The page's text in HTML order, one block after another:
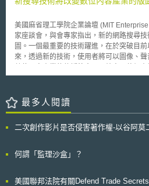
品時皆須有避免侵權的考量，以免不只無法
外，這種方法還可用來生成胰腺和肝臟。
美國麻省理工學院企業論壇 (MIT
家座談會，與會專家指出，新的網路搜尋
圖。一個最重要的技術躍進，在於突破目
來，透過新的技術，使用者將可以圖像、聲
能更快速地享受到各種數位內容。且讓我
最多人閱讀
二次創作影片是否侵害著作權-以谷阿莫
何謂「監理沙盒」？
美國聯邦法院有關Defend Trade